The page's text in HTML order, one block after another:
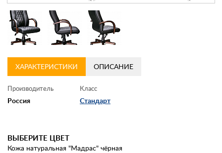
ХАРАКТЕРИСТИКИ ОПИСАНИЕ
Производитель
Россия
Класс
Стандарт
ВЫБЕРИТЕ ЦВЕТ
Кожа натуральная "Мадрас" чёрная